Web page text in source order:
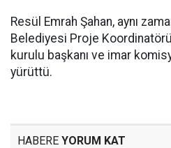
Resül Emrah Şahan, aynı
Belediyesi Proje
kurulu başkanı ve imar
yürüttü.
HABERE YORUM KAT